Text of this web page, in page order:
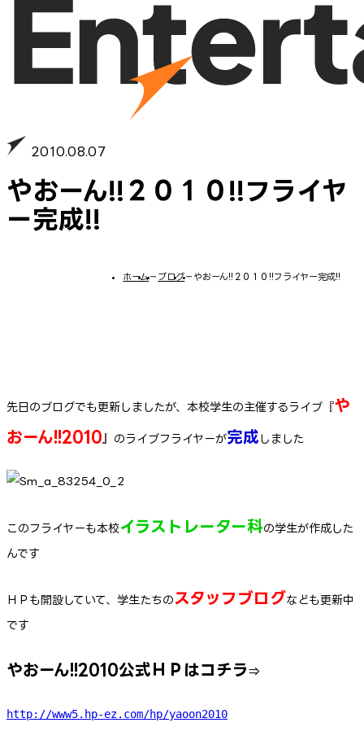
2010.08.07
やおーん!!２０１０!!フライヤ
ー完成!!
ホーム− ブログ− やおーん!!２０１０!!フライヤー完成!!
先日のブログでも更新しましたが、本校学生の主催するライブ『や
おーん!!2010 』のライブフライヤーが完成 しました
このフライヤーも本校イラストレーター科の学生が作成した
んです
ＨＰも開設していて、学生たちの スタッフブログなども更新中
です
やおーん!!2010公式ＨＰはコチラ ⇒
http://www5.hp-ez.com/hp/yaoon2010